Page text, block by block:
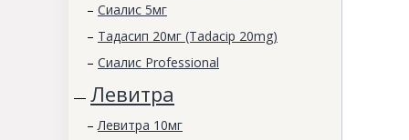
– Сиалис 5мг
– Тадасип 20мг (Tadacip 20mg)
– Сиалис Professional
— Левитра
– Левитра 10мг